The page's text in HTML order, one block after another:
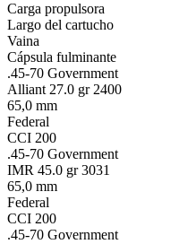
Carga propulsora
Largo del cartucho
Vaina
Cápsula fulminante
.45-70 Government
Alliant 27.0 gr 2400
65,0 mm
Federal
CCI 200
.45-70 Government
IMR 45.0 gr 3031
65,0 mm
Federal
CCI 200
.45-70 Government